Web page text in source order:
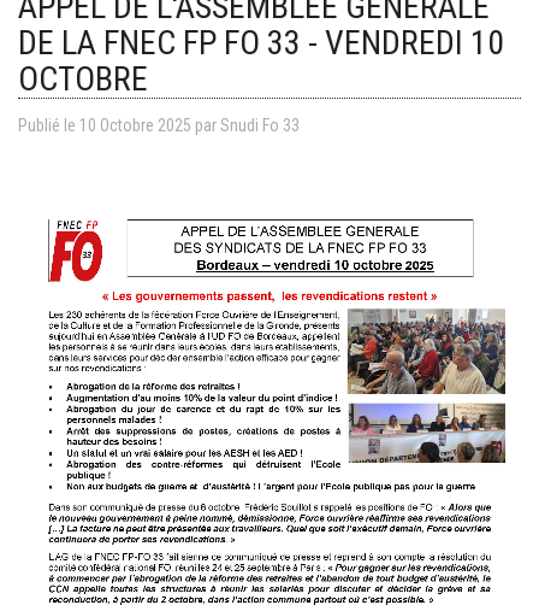
DE LA FNEC FP FO 33 - VENDREDI 10
OCTOBRE
Publié le 10 Octobre 2025 parSnudi Fo 33